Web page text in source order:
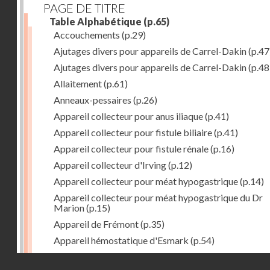
PAGE DE TITRE
Table Alphabétique (p.65)
Accouchements (p.29)
Ajutages divers pour appareils de Carrel-Dakin
Ajutages divers pour appareils de Carrel-Dakin
Allaitement(p.61)
Anneaux-pessaires (p.26)
Appareil collecteur pour anus iliaque(p.41)
Appareil collecteur pour fistule biliaire(p.41)
Appareil collecteur pour fistule rénale(p.16)
Appareil collecteur d'Irving(p.12)
Appareil collecteur pour méat hypogastrique(p.14)
Appareil collecteur pour méat hypogastrique du Dr
Marion(p.15)
Appareil de Frémont(p.35)
Appareil hémostatique d'Esmark (p.54)
Appareil irrigateur de Lockwood(p.40)